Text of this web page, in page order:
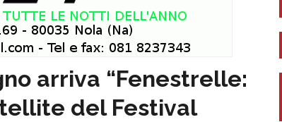
arriva “Fenestrelle:
del Festival